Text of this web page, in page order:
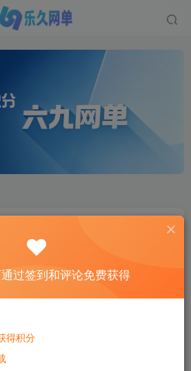
版新职业新骑乘全新辉煌套一
关注
2 634 823
后查看
过签到和评论免费获得
得积分